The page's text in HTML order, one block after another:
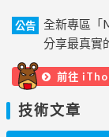
公告
全新專區「
分享最真實
前往
技術文章